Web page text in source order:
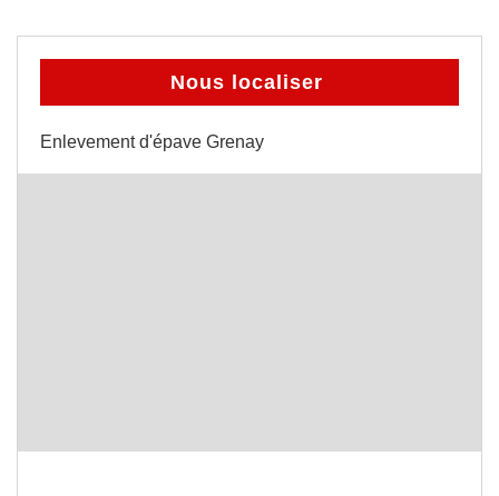
Nous localiser
Enlevement d'épave Grenay